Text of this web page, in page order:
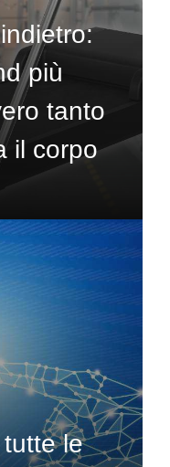
più
tanto
il corpo
le